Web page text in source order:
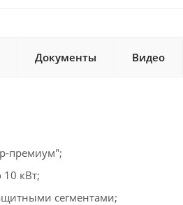
Документы Видео
премиум";
кВт;
сегментами;